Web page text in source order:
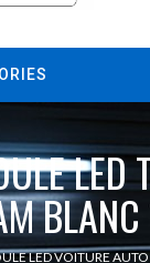
LED
LED VOITURE